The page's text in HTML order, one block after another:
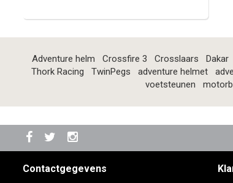
Adventure helm Crossfire 3 Crosslaars Dakar
Thork Racing
TwinPegs adventure helmet
voetsteunen
Contactgegevens